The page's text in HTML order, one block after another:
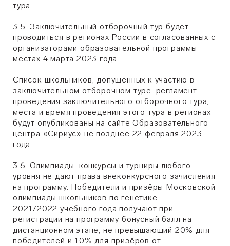
тура.
3.5. Заключительный отборочный тур будет
проводиться в регионах России в согласованных с
организаторами образовательной программы
местах 4 марта 2023 года.
Список школьников, допущенных к участию в
заключительном отборочном туре, регламент
проведения заключительного отборочного тура,
места и время проведения этого тура в регионах
будут опубликованы на сайте Образовательного
центра «Сириус» не позднее 22 февраля 2023
года.
3.6. Олимпиады, конкурсы и турниры любого
уровня не дают права внеконкурсного зачисления
на программу. Победители и призёры Московской
олимпиады школьников по генетике
2021/2022 учебного года получают при
регистрации на программу бонусный балл на
дистанционном этапе, не превышающий 20% для
победителей и 10% для призёров от